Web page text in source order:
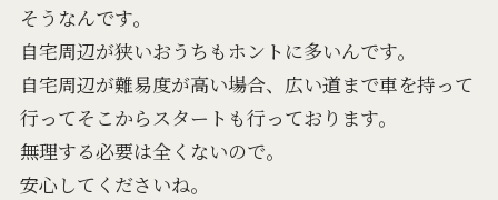
そうなんです。
自宅周辺が狭いおうちもホントに多いんです。
自宅周辺が難易度が高い場合、広い道まで車を持って
行ってそこからスタートも行っております。
無理する必要は全くないので。
安心してくださいね。